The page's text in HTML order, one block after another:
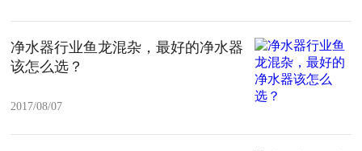
净水器行业鱼龙混杂，最好的净水器
该怎么选？
2017/08/07